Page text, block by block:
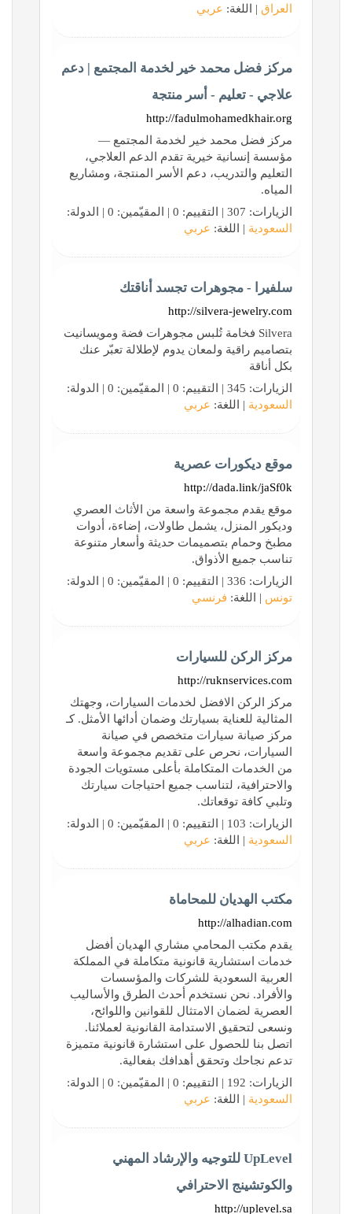
العراق | اللغة: عربي
مركز فضل محمد خير لخدمة المجتمع | دعم
علاجي - تعليم - أسر منتجة
http://fadulmohamedkhair.org
مركز فضل محمد خير لخدمة المجتمع —
مؤسسة إنسانية خيرية تقدم الدعم العلاجي،
التعليم والتدريب، دعم الأسر المنتجة، ومشاريع
المياه.
الزيارات: 307 | التقييم: 0 | المقيّمين: 0 | الدولة:
السعودية | اللغة: عربي
سلفيرا - مجوهرات تجسد أناقتك
http://silvera-jewelry.com
Silvera فخامة تُلبس مجوهرات فضة ومويسانيت
بتصاميم راقية ولمعان يدوم لإطلالة تعبّر عنك
بكل أناقة
الزيارات: 345 | التقييم: 0 | المقيّمين: 0 | الدولة:
السعودية | اللغة: عربي
موقع ديكورات عصرية
http://dada.link/jaSf0k
موقع يقدم مجموعة واسعة من الأثاث العصري
وديكور المنزل، يشمل طاولات، إضاءة، أدوات
مطبخ وحمام بتصميمات حديثة وأسعار متنوعة
تناسب جميع الأذواق.
الزيارات: 336 | التقييم: 0 | المقيّمين: 0 | الدولة:
تونس | اللغة: فرنسي
مركز الركن للسيارات
http://ruknservices.com
مركز الركن الافضل لخدمات السيارات، وجهتك
المثالية للعناية بسيارتك وضمان أدائها الأمثل. كـ
مركز صيانة سيارات متخصص في صيانة
السيارات، نحرص على تقديم مجموعة واسعة
من الخدمات المتكاملة بأعلى مستويات الجودة
والاحترافية، لتناسب جميع احتياجات سيارتك
وتلبي كافة توقعاتك.
الزيارات: 103 | التقييم: 0 | المقيّمين: 0 | الدولة:
السعودية | اللغة: عربي
مكتب الهديان للمحاماة
http://alhadian.com
يقدم مكتب المحامي مشاري الهديان أفضل
خدمات استشارية قانونية متكاملة في المملكة
العربية السعودية للشركات والمؤسسات
والأفراد. نحن نستخدم أحدث الطرق والأساليب
العصرية لضمان الامتثال للقوانين واللوائح،
ونسعى لتحقيق الاستدامة القانونية لعملائنا.
اتصل بنا للحصول على استشارة قانونية متميزة
تدعم نجاحك وتحقق أهدافك بفعالية.
الزيارات: 192 | التقييم: 0 | المقيّمين: 0 | الدولة:
السعودية | اللغة: عربي
UpLevel للتوجيه والإرشاد المهني
والكوتشينج الاحترافي
http://uplevel.sa